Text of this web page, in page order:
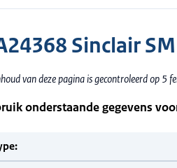
Sinclair
van deze pagina is gecontroleerd op 5
onderstaande gegevens